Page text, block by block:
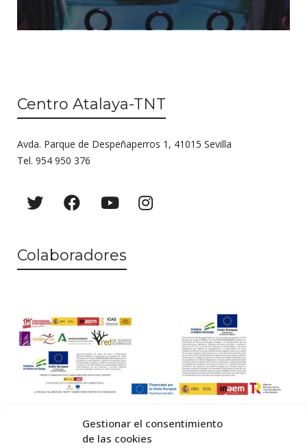
Gestionar el consentimiento
de las cookies
Centro Atalaya-TNT
Avda. Parque de Despeñaperros 1, 41015 Sevilla
Tel. 954 950 376
Colaboradores